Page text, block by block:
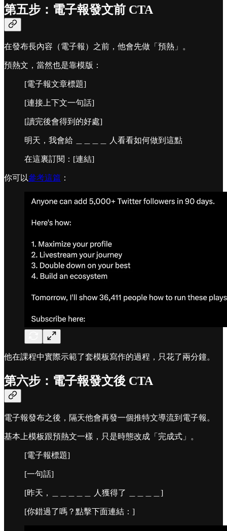
第五步：電子報發文前 CTA
在發布長內容（電子報）之前，他會先做「預熱」。
預熱文，當然也是靠模版：
[電子報文章標題]
[連接上下文一句話]
[讀完後會得到的好處]
明天，我會給 ＿＿＿＿ 人看看如何做到這點
在這裏訂閱：[連結]
你可以參考這篇 ：
他在課程中實際示範了套模板寫作的過程，只花了兩分鐘。
第六步：電子報發文後 CTA
電子報發布之後，隔天他會再發一個推特文導流到電子報。
基本上模板跟預熱文一樣，只是時態改成「完成式」。
[電子報標題]
[一句話]
[昨天，＿＿＿＿＿ 人獲得了 ＿＿＿＿]
[你錯過了嗎？點擊下面連結：]